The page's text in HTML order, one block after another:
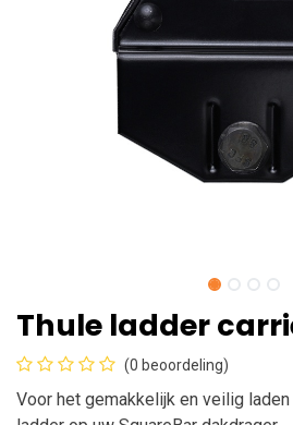
Thule ladder
(0 beoordeling)
Voor het gemakkelijk en veilig